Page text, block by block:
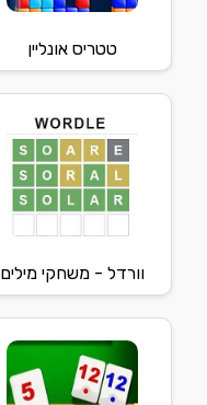
טטריס אונליין
וורדל - משחקי מילים